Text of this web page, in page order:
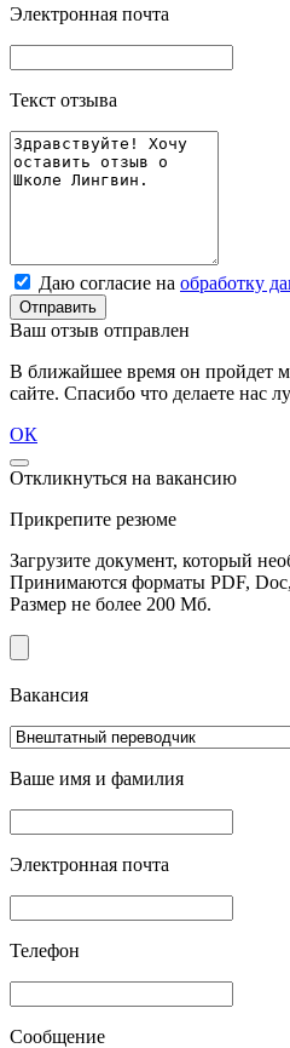
Электронная почта
Текст отзыва
Даю согласие на обработку
Отправить
Ваш отзыв отправлен
В ближайшее время он пройдет
сайте. Спасибо что делаете нас
ОК
Откликнуться на вакансию
Прикрепите резюме
Загрузите документ, который
Принимаются форматы PDF,
Размер не более 200 Мб.
Вакансия
Ваше имя и фамилия
Электронная почта
Телефон
Сообщение